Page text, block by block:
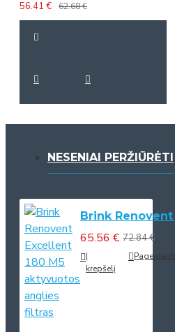
56.41 € 62.68 €
NESENIAI PERŽIŪRĖTI
Brink
65.56 € 72.84 €
Į
krepšelį
Pageidauti